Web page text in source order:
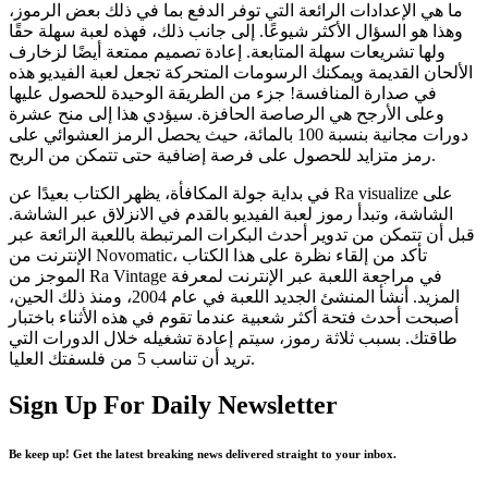
ما هي الإعدادات الرائعة التي توفر الدفع بما في ذلك بعض الرموز،
وهذا هو السؤال الأكثر شيوعًا. إلى جانب ذلك، فهذه لعبة سهلة حقًا
ولها تشريعات سهلة المتابعة. إعادة تصميم ممتعة أيضًا لزخارف
الألحان القديمة ويمكنك الرسومات المتحركة تجعل لعبة الفيديو هذه
في صدارة المنافسة! جزء من الطريقة الوحيدة للحصول عليها
وعلى الأرجح هي الرصاصة الحافزة. سيؤدي هذا إلى منح عشرة
دورات مجانية بنسبة 100 بالمائة، حيث يحصل الرمز العشوائي على
رمز متزايد للحصول على فرصة إضافية حتى تتمكن من الربح.
في بداية جولة المكافأة، يظهر الكتاب بعيدًا عن Ra visualize على
الشاشة، وتبدأ رموز لعبة الفيديو بالقدم في الانزلاق عبر الشاشة.
قبل أن تتمكن من تدوير أحدث البكرات المرتبطة باللعبة الرائعة عبر
الإنترنت من Novomatic، تأكد من إلقاء نظرة على هذا الكتاب
الموجز من Ra Vintage في مراجعة اللعبة عبر الإنترنت لمعرفة
المزيد. أنشأ المنشئ الجديد اللعبة في عام 2004، ومنذ ذلك الحين،
أصبحت أحدث فتحة أكثر شعبية عندما تقوم في هذه الأثناء باختبار
طاقتك. بسبب ثلاثة رموز، سيتم إعادة تشغيله خلال الدورات التي
تريد أن تناسب 5 من فلسفتك العليا.
Sign Up For Daily Newsletter
Be keep up! Get the latest breaking news delivered straight to your inbox.